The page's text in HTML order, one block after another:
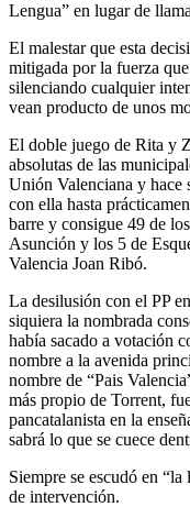
Lengua” en lugar de
El malestar que esta
mitigada por la fuerza
silenciando cualquier
vean producto de unos
El doble juego de Rita y
absolutas de las
Unión Valenciana y hace
con ella hasta
barre y consigue 49 de
Asunción y los 5 de
Valencia Joan Ribó.
La desilusión con el PP
siquiera la nombrada
había sacado a votación
nombre a la avenida
nombre de “Pais
más propio de Torrent,
pancatalanista en la
sabrá lo que se cuece
Siempre se escudó en
de intervención.